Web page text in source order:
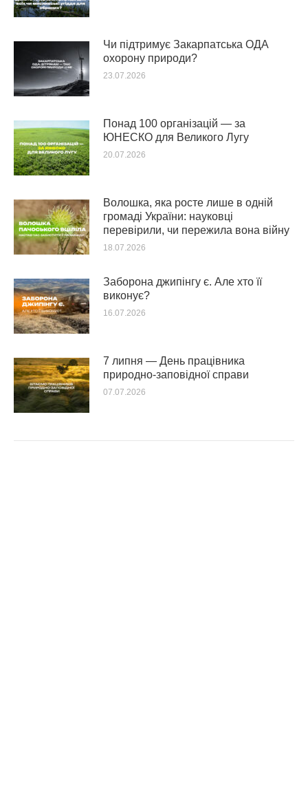
Чи підтримує Закарпатська ОДА
охорону природи?
23.07.2026
Понад 100 організацій — за
ЮНЕСКО для Великого Лугу
20.07.2026
Волошка, яка росте лише в одній
громаді України: науковці
перевірили, чи пережила вона війну
18.07.2026
Заборона джипінгу є. Але хто її
виконує?
16.07.2026
7 липня — День працівника
природно-заповідної справи
07.07.2026